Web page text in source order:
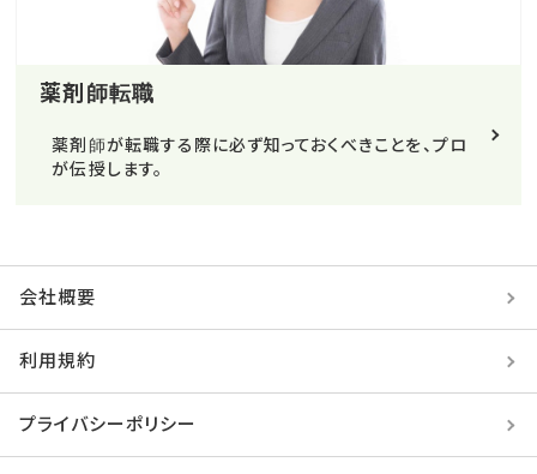
薬剤師転職
薬剤師が転職する際に必ず知っておくべきことを、プロ
が伝授します。
会社概要
利用規約
プライバシーポリシー